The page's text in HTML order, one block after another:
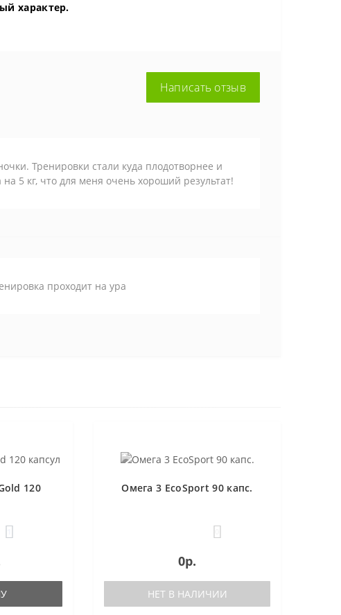
характер.
Написать отзыв
Тренировки стали куда плодотворнее и
5 кг, что для меня очень хороший результат!
проходит на ура
120
Омега 3 EcoSport 90 капс.
0р.
НЕТ В НАЛИЧИИ